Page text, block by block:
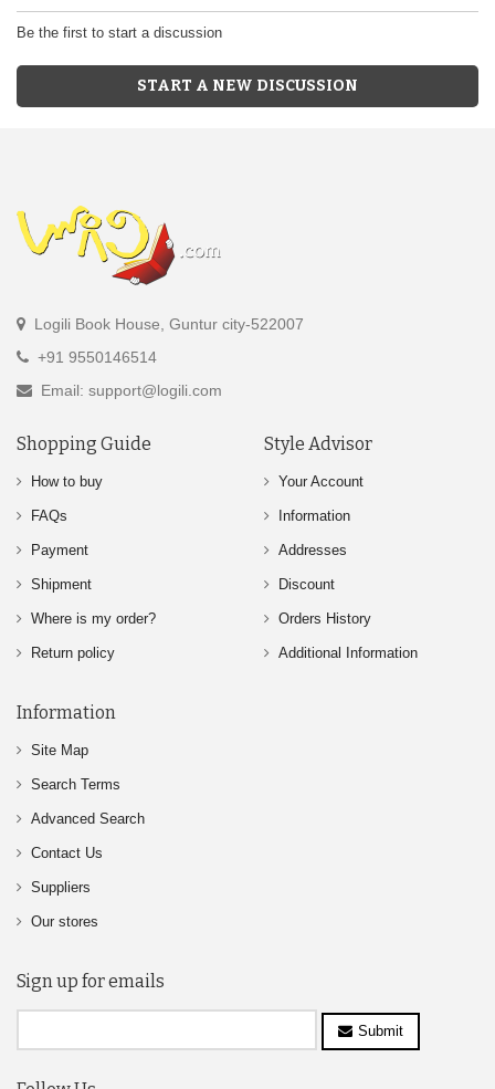
Be the first to start a discussion
START A NEW DISCUSSION
Logili Book House, Guntur city-522007
+91 9550146514
Email: support@logili.com
Shopping Guide
How to buy
FAQs
Payment
Shipment
Where is my order?
Return policy
Style Advisor
Your Account
Information
Addresses
Discount
Orders History
Additional Information
Information
Site Map
Search Terms
Advanced Search
Contact Us
Suppliers
Our stores
Sign up for emails
Submit